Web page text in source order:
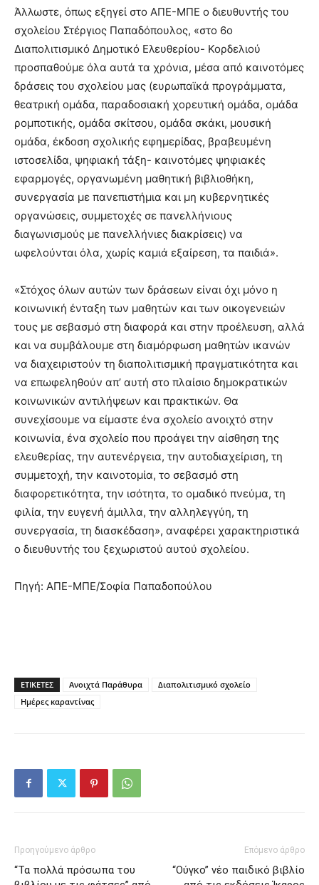
Άλλωστε, όπως εξηγεί στο ΑΠΕ-ΜΠΕ ο διευθυντής του
σχολείου Στέργιος Παπαδόπουλος, «στο 6ο
Διαπολιτισμικό Δημοτικό Ελευθερίου- Κορδελιού
προσπαθούμε όλα αυτά τα χρόνια, μέσα από καινοτόμες
δράσεις του σχολείου μας (ευρωπαϊκά προγράμματα,
θεατρική ομάδα, παραδοσιακή χορευτική ομάδα, ομάδα
ρομποτικής, ομάδα σκίτσου, ομάδα σκάκι, μουσική
ομάδα, έκδοση σχολικής εφημερίδας, βραβευμένη
ιστοσελίδα, ψηφιακή τάξη- καινοτόμες ψηφιακές
εφαρμογές, οργανωμένη μαθητική βιβλιοθήκη,
συνεργασία με πανεπιστήμια και μη κυβερνητικές
οργανώσεις, συμμετοχές σε πανελλήνιους
διαγωνισμούς με πανελλήνιες διακρίσεις) να
ωφελούνται όλα, χωρίς καμιά εξαίρεση, τα παιδιά».
«Στόχος όλων αυτών των δράσεων είναι όχι μόνο η
κοινωνική ένταξη των μαθητών και των οικογενειών
τους με σεβασμό στη διαφορά και στην προέλευση, αλλά
και να συμβάλουμε στη διαμόρφωση μαθητών ικανών
να διαχειριστούν τη διαπολιτισμική πραγματικότητα και
να επωφεληθούν απ’ αυτή στο πλαίσιο δημοκρατικών
κοινωνικών αντιλήψεων και πρακτικών. Θα
συνεχίσουμε να είμαστε ένα σχολείο ανοιχτό στην
κοινωνία, ένα σχολείο που προάγει την αίσθηση της
ελευθερίας, την αυτενέργεια, την αυτοδιαχείριση, τη
συμμετοχή, την καινοτομία, το σεβασμό στη
διαφορετικότητα, την ισότητα, το ομαδικό πνεύμα, τη
φιλία, την ευγενή άμιλλα, την αλληλεγγύη, τη
συνεργασία, τη διασκέδαση», αναφέρει χαρακτηριστικά
ο διευθυντής του ξεχωριστού αυτού σχολείου.
Πηγή: ΑΠΕ-ΜΠΕ/Σοφία Παπαδοπούλου
ΕΤΙΚΕΤΕΣ Ανοιχτά Παράθυρα
Διαπολιτισμικό σχολείο
Ημέρες καραντίνας
Προηγούμενο άρθρο
“Τα πολλά πρόσωπα του
Επόμενο άρθρο
“Ούγκο” νέο παιδικό βιβλίο